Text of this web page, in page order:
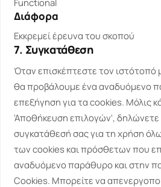
service
litespeed
Functional
Consent
to
service
complianz
Διάφορα
Εκκρεμεί έρευνα του σκοπού
Consent
to
service
Διάφορα
7. Συγκατάθεση
Όταν επισκέπτεστε τον
θα προβάλουμε ένα αναδυόμενο
επεξήγηση για τα cookies. Μόλις
'Αποθήκευση επιλογών', δηλώνετε
συγκατάθεσή σας για τη χρήση
των cookies και πρόσθετων που
αναδυόμενο παράθυρο και στην
Cookies. Μπορείτε να